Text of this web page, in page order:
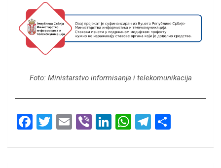
Foto: Ministarstvo informisanja i telekomunikacija
F
ce
T
tt
E
ail
Vi
er
Li
ke
W
at
T
e
ar